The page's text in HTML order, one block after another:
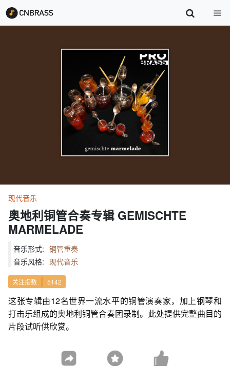
现代音乐
奥地利铜管合奏专辑 GEMISCHTE
MARMELADE
音乐形式: 铜管重奏
音乐风格: 现代音乐
关注指数 5142
这张专辑由12名世界一流水平的铜管演奏家，加上钢琴和
打击乐组成的奥地利铜管合奏团录制。此处提供完整曲目的
片段试听供欣赏。